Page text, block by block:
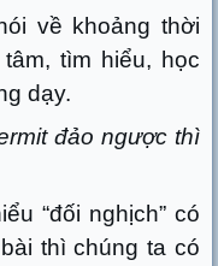
về khoảng thời
tìm hiểu, học
dạy.
đảo ngược thì
“đối nghịch” có
thì chúng ta có